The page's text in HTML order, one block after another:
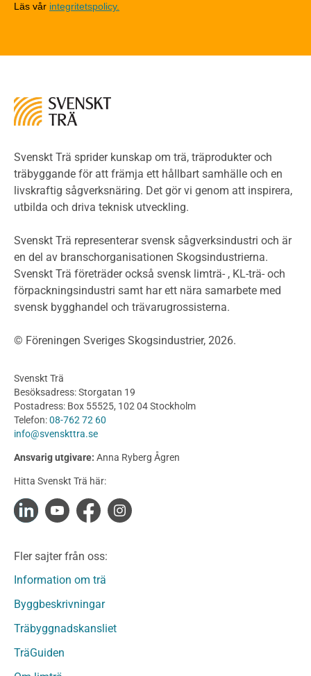
Riskvärdering i flervåningsbostadshus
Miljöeffekter
LCA
Miljödeklarationer och märkning
Termer och förkortningar
Planering
Klimatkalkylator hallar
Projektering av trähus - generellt
Byggsystem
Fasadsystem i skivmaterial
Bullerskärmar och andra utomhuskonstruktioner
Byggnation och utförande
Utförande
Produkter
Konstruktionsvirke
Konstruktionsvirke Behandlat
Konstruktionsvirke Fingerskarvat
Konstruktionsvirke Fingerskarvat Obehandlat
Limträ
Fanerträ
Fanerträ Obehandlat
Träpanel och Utvändig beklädnad Behandlat
Träpanel och utvändig beklädnad Obehandlat
Trägolv
Läs vår integritetspolicy.
Svenskt Trä sprider kunskap om trä, träprodukter och
träbyggande för att främja ett hållbart samhälle och en
livskraftig sågverksnäring. Det gör vi genom att inspirera,
utbilda och driva teknisk utveckling.
Svenskt Trä representerar svensk sågverksindustri och är
en del av branschorganisationen Skogsindustrierna.
Svenskt Trä företräder också svensk limträ- , KL-trä- och
förpackningsindustri samt har ett nära samarbete med
svensk bygghandel och trävarugrossisterna.
© Föreningen Sveriges Skogsindustrier, 2026.
Svenskt Trä
Besöksadress: Storgatan 19
Postadress: Box 55525, 102 04 Stockholm
Telefon:08-762 72 60
info@svenskttra.se
Ansvarig utgivare: Anna Ryberg Ågren
Hitta Svenskt Trä här:
Fler sajter från oss:
Information om trä
Byggbeskrivningar
Träbyggnadskansliet
TräGuiden